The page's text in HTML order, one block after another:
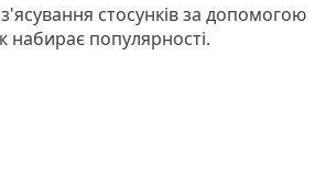
з'ясування стосунків за допомогою
набирає популярності.